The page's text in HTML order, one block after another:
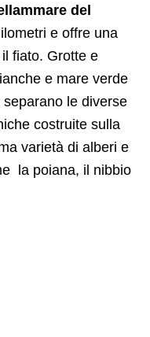
del
e offre una
fiato. Grotte e
e mare verde
le diverse
costruite sulla
varietà di alberi e
la poiana, il nibbio